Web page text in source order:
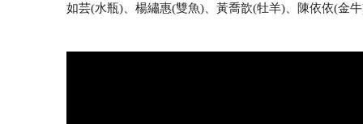
如芸(水瓶)、楊繡惠(雙魚)、黃喬歆(牡羊)、陳依依(金